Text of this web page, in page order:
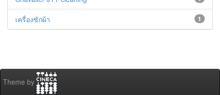
1
เครื่องซักผ้า
Theme by